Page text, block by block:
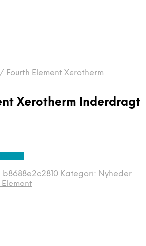
/ Fourth Element Xerotherm
Xerotherm Inderdragt
b8688e2c2810 Kategori: Nyheder
Element